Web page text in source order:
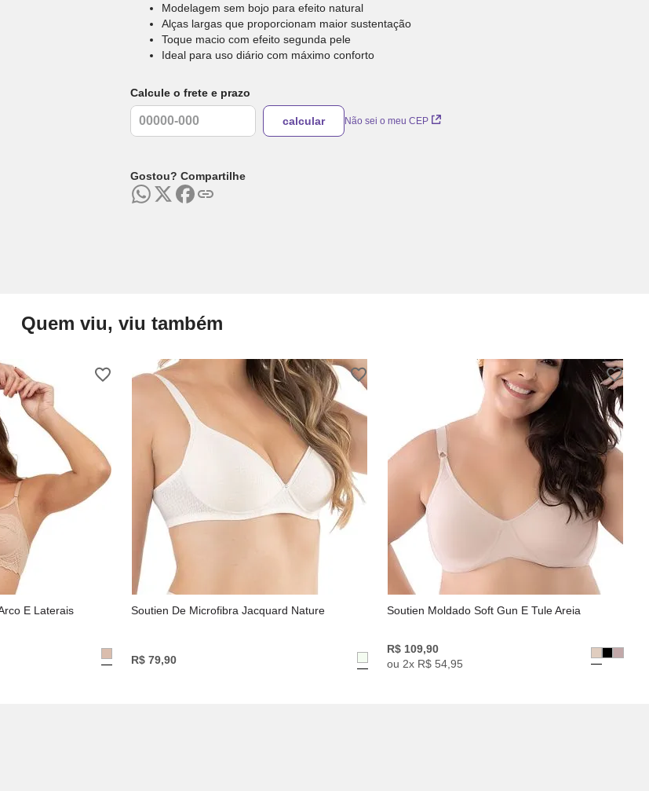
Modelagem sem bojo para efeito natural
Alças largas que proporcionam maior sustentação
Toque macio com efeito segunda pele
Ideal para uso diário com máximo conforto
Calcule o frete e prazo
Não sei o meu CEP
Gostou? Compartilhe
Quem viu, viu também
E Laterais
Soutien De Microfibra Jacquard Nature
R$ 79,90
Soutien Moldado Soft Gun E Tule Areia
R$ 109,90
ou 2x R$ 54 95